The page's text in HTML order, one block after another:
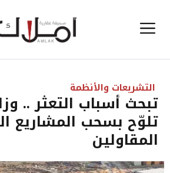
إلى القائمة
التشريعات والأنظمة
تبحث أسباب التعثر ..
تلوّح بسحب المشاريع
المقاولين